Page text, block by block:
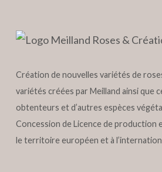
Création de nouvelles variétés de
variétés créées par Meilland ainsi que
obtenteurs et d’autres espèces
Concession de Licence de
le territoire européen et à